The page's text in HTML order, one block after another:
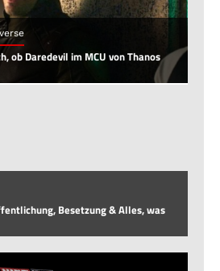
ob Daredevil im MCU von Thanos
Besetzung & Alles, was